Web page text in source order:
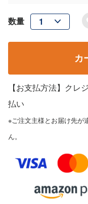
カ
【お支払方法】クレ
払い
※ご注文主様とお届け先が
ん。